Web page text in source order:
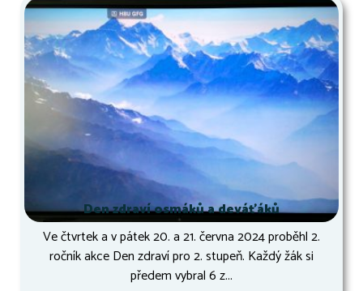
Den zdraví osmáků a deváťáků
Ve čtvrtek a v pátek 20. a 21. června 2024 proběhl 2.
ročník akce Den zdraví pro 2. stupeň. Každý žák si
předem vybral 6 z...